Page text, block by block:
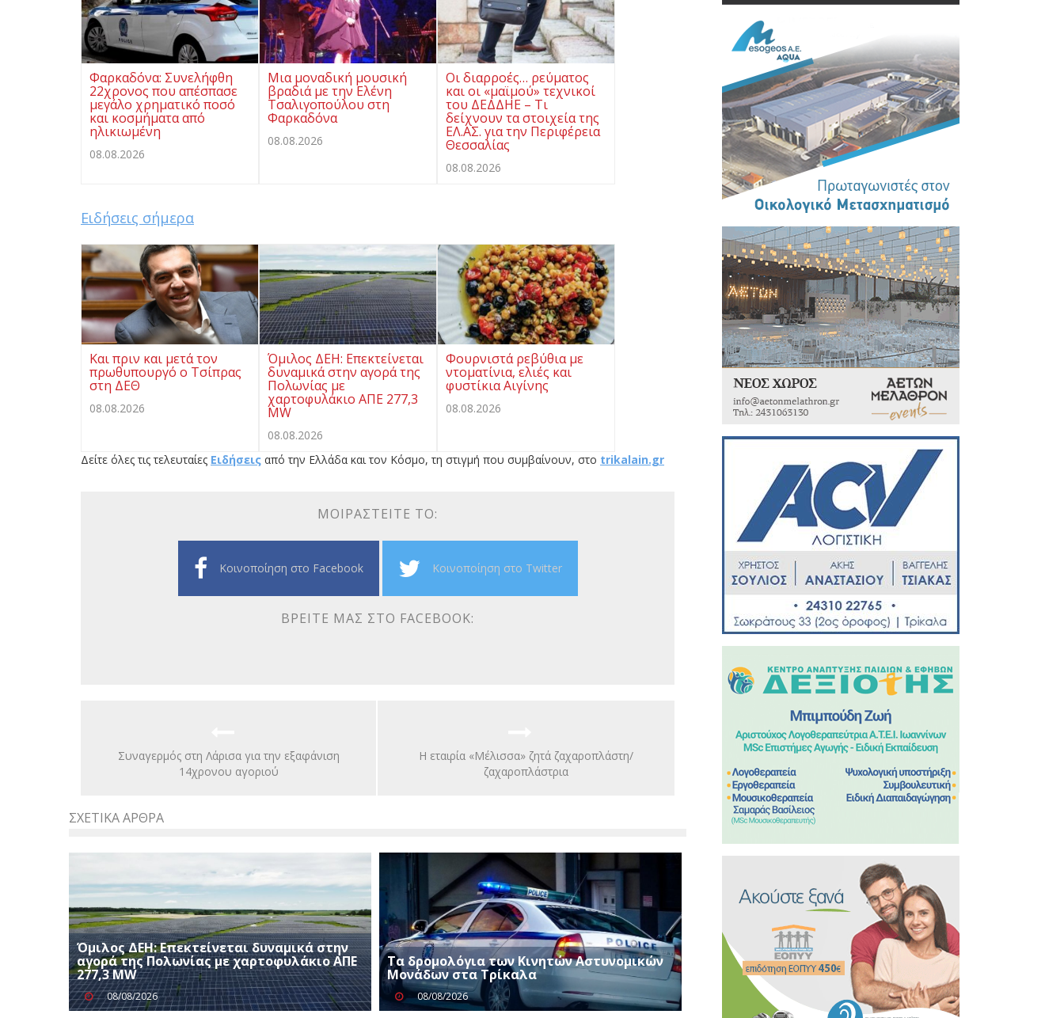
Φαρκαδόνα: Συνελήφθη
22χρονος που απέσπασε
μεγάλο χρηματικό ποσό
και κοσμήματα από
ηλικιωμένη
08.08.2026
Μια μοναδική μουσική
βραδιά με την Ελένη
Τσαλιγοπούλου στη
Φαρκαδόνα
08.08.2026
Οι διαρροές… ρεύματος
και οι «μαϊμού» τεχνικοί
του ΔΕΔΔΗΕ – Τι
δείχνουν τα στοιχεία της
ΕΛ.ΑΣ. για την Περιφέρεια
Θεσσαλίας
08.08.2026
Ειδήσεις σήμερα
Και πριν και μετά τον
πρωθυπουργό ο Τσίπρας
στη ΔΕΘ
08.08.2026
Όμιλος ΔΕΗ: Επεκτείνεται
δυναμικά στην αγορά της
Πολωνίας με
χαρτοφυλάκιο ΑΠΕ 277,3
MW
08.08.2026
Φουρνιστά ρεβύθια με
ντοματίνια, ελιές και
φυστίκια Αιγίνης
08.08.2026
Δείτε όλες τις τελευταίες Ειδήσεις από την Ελλάδα και τον Κόσμο, τη στιγμή που συμβαίνουν, στο trikalain.gr
ΜΟΙΡΑΣΤΕΊΤΕ ΤΟ:
Κοινοποίηση στο Facebook Κοινοποίηση στο Twitter
ΒΡΕΊΤΕ ΜΑΣ ΣΤΟ FACEBOOK:
Συναγερμός στη Λάρισα για την εξαφάνιση
14χρονου αγοριού
Η εταιρία «Μέλισσα» ζητά ζαχαροπλάστη/
ζαχαροπλάστρια
ΣΧΕΤΙΚΆ ΆΡΘΡΑ
Όμιλος ΔΕΗ: Επεκτείνεται δυναμικά στην
αγορά της Πολωνίας με χαρτοφυλάκιο ΑΠΕ
277,3 MW
08/08/2026
Τα δρομολόγια των Κινητών Αστυνομικών
Μονάδων στα Τρίκαλα
08/08/2026